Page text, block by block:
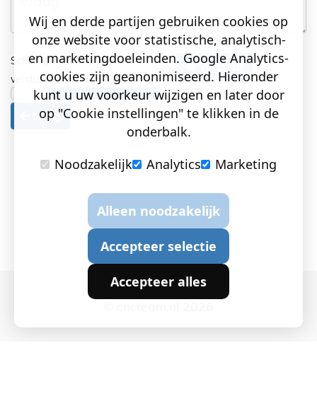
Schuif
om te kunnen
versturen!
Verstuur
terug
Wij en derde partijen gebruiken cookies op
onze website voor statistische, analytisch-
en marketingdoeleinden. Google Analytics-
cookies zijn geanonimiseerd. Hieronder
kunt u uw voorkeur wijzigen en later door
op "Cookie instellingen" te klikken in de
onderbalk.
Noodzakelijk
Analytics Marketing
Alleen noodzakelijk
Accepteer selectie
Accepteer alles